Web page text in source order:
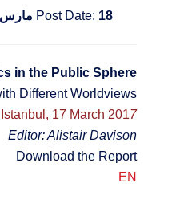
Post Date: 18 مارس 2017
in the Public Sphere
Different Worldviews
Istanbul, 17 March 2017
Editor: Alistair Davison
Download the Report
EN